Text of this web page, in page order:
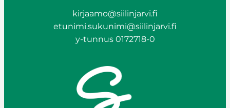
kirjaamo@siilinjarvi.fi
etunimi.sukunimi@siilinjarvi.fi
y-tunnus 0172718-0